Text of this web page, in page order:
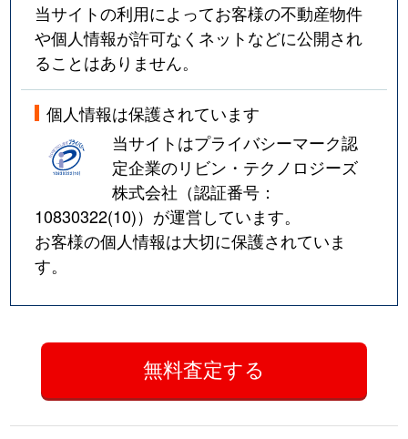
当サイトの利用によってお客様の不動産物件
や個人情報が許可なくネットなどに公開され
ることはありません。
個人情報は保護されています
当サイトはプライバシーマーク認
定企業のリビン・テクノロジーズ
株式会社（認証番号：
10830322(10)）が運営しています。
お客様の個人情報は大切に保護されていま
す。